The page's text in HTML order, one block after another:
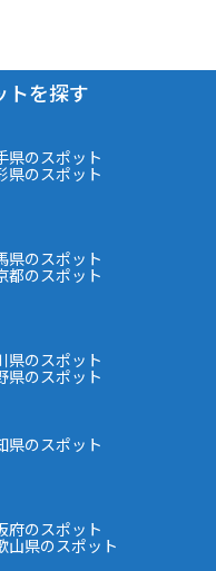
トを探す
県のスポット
県のスポット
県のスポット
都のスポット
県のスポット
県のスポット
県のスポット
府のスポット
山県のスポット